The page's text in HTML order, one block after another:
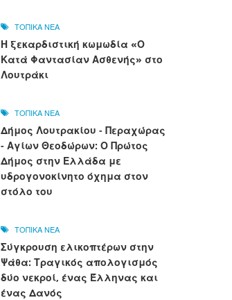
ΤΟΠΙΚΑ ΝΕΑ
Η ξεκαρδιστική κωμωδία «Ο
Κατά Φαντασίαν Ασθενής» στο
Λουτράκι
ΤΟΠΙΚΑ ΝΕΑ
Δήμος Λουτρακίου - Περαχώρας
- Αγίων Θεοδώρων: Ο Πρώτος
Δήμος στην Ελλάδα με
υδρογονοκίνητο όχημα στον
στόλο του
ΤΟΠΙΚΑ ΝΕΑ
Σύγκρουση ελικοπτέρων στην
Ψάθα: Τραγικός απολογισμός
δύο νεκροί, ένας Έλληνας και
ένας Δανός